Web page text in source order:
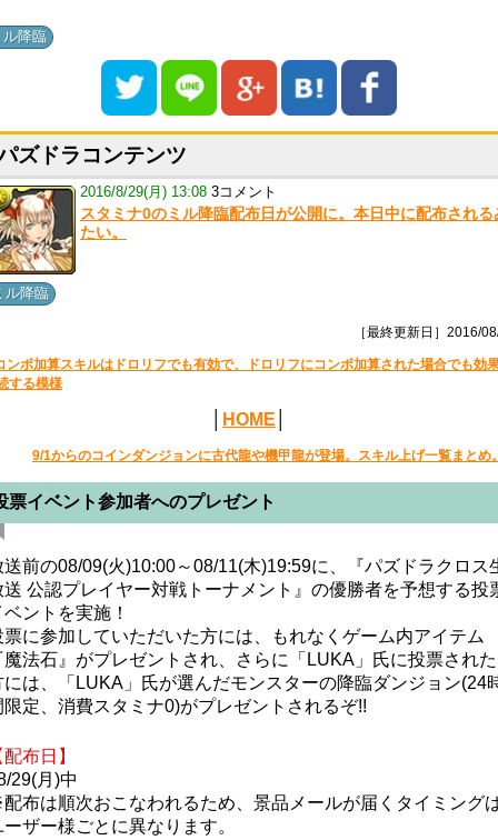
ル降臨
ズドラコンテンツ
2016/8/29(月) 13:08 3コメント
スタミナ0のミル降臨配布日が公開に。本日中に配布される
たい。
ル降臨
［最終更新日］2016/
ンボ加算スキルはドロリフでも有効で、ドロリフにコンボ加算された場合でも効
する模様
HOME
9/1からのコインダンジョンに古代龍や機甲龍が登場。スキル上げ一覧まとめ。
票イベント参加者へのプレゼント
送前の08/09(火)10:00～08/11(木)19:59に、『パズドラクロス
送 公認プレイヤー対戦トーナメント』の優勝者を予想する投
ベントを実施！
票に参加していただいた方には、もれなくゲーム内アイテム
魔法石』がプレゼントされ、さらに「LUKA」氏に投票された
には、「LUKA」氏が選んだモンスターの降臨ダンジョン(24
限定、消費スタミナ0)がプレゼントされるぞ!!
布日】
29(月)中
布は順次おこなわれるため、景品メールが届くタイミング
ーザー様ごとに異なります。